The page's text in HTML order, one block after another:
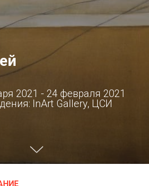
2021 - 24 февраля 2021
InArt Gallery, ЦСИ